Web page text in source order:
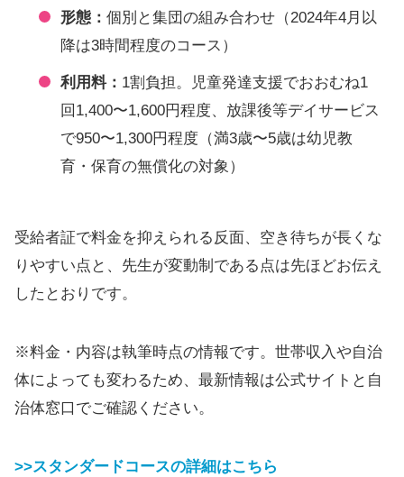
形態： 個別と集団の組み合わせ（2024年4月以
降は3時間程度のコース）
利用料： 1割負担。児童発達支援でおおむね1
回1,400〜1,600円程度、放課後等デイサービス
で950〜1,300円程度（満3歳〜5歳は幼児教
育・保育の無償化の対象）
受給者証で料金を抑えられる反面、空き待ちが長くな
りやすい点と、先生が変動制である点は先ほどお伝え
したとおりです。
※料金・内容は執筆時点の情報です。世帯収入や自治
体によっても変わるため、最新情報は公式サイトと自
治体窓口でご確認ください。
>>スタンダードコースの詳細はこちら